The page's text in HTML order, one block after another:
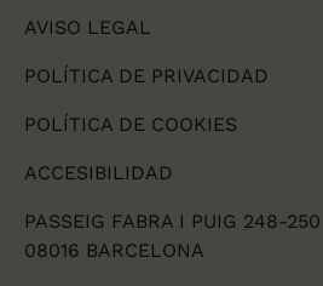
AVISO LEGAL
POLÍTICA DE PRIVACIDAD
POLÍTICA DE COOKIES
ACCESIBILIDAD
PASSEIG FABRA I PUIG 248-250
08016 BARCELONA